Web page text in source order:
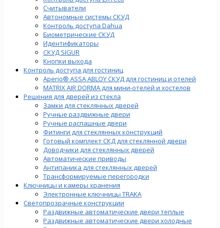
Считыватели
Автономные системы СКУД
Контроль доступа Dahua
Биометрические СКУД
Идентификаторы
СКУД SIGUR
Кнопки выхода
Контроль доступа для гостиниц
Aperio® ASSA ABLOY СКУД для гостиниц и отелей
MATRIX AIR DORMA для мини-отелей и хостелов
Решения для дверей из стекла
Замки для стеклянных дверей
Ручные раздвижные двери
Ручные распашные двери
Фитинги для стеклянных конструкций
Готовый комплект СКД для стеклянной двери
Доводчики для стеклянных дверей
Автоматические приводы
Антипаника для стеклянных дверей
Трансформируемые перегородки
Ключницы и камеры хранения
Электронные ключницы TRAKA
Светопрозрачные конструкции
Раздвижные автоматические двери теплые
Раздвижные автоматические двери холодные